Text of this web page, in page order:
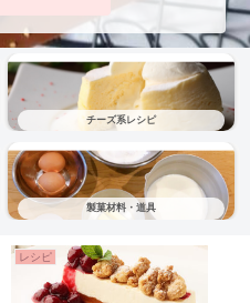
チーズ系レシピ
製菓材料・道具
レシピ